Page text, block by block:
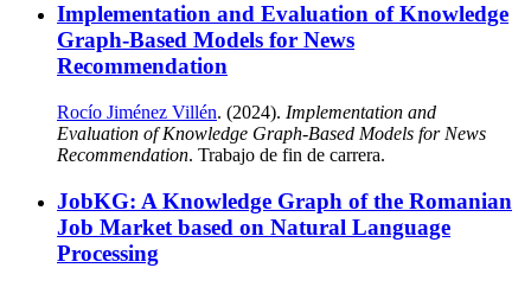
Implementation and Evaluation of Knowledge
Graph-Based Models for News
Recommendation
Rocío Jiménez Villén. (2024). Implementation and
Evaluation of Knowledge Graph-Based Models for News
Recommendation. Trabajo de fin de carrera.
JobKG: A Knowledge Graph of the Romanian
Job Market based on Natural Language
Processing